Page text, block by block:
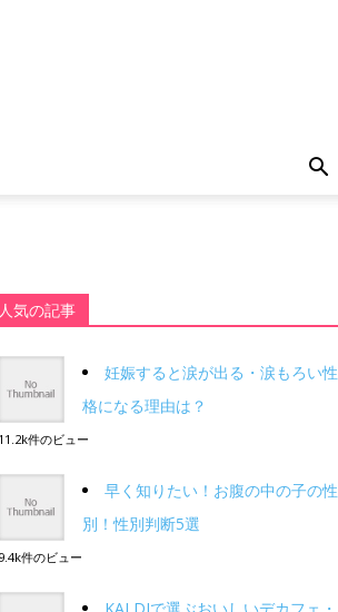
人気の記事
妊娠すると涙が出る・涙もろい性
格になる理由は？
11.2k件のビュー
早く知りたい！お腹の中の子の性
別！性別判断5選
9.4k件のビュー